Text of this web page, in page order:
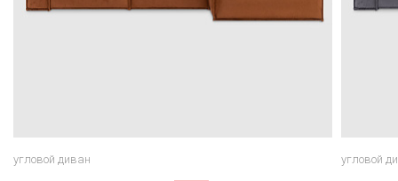
угловой диван угловой